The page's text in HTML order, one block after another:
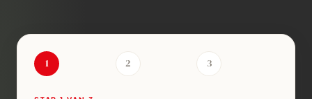
1 2 3